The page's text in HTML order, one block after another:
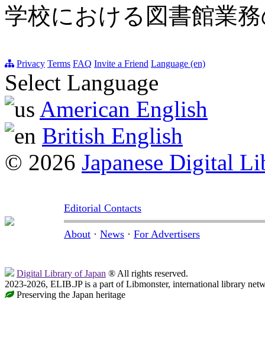
学校における図書館業
Privacy Terms FAQ Invite a Friend Language (en)
Select Language
American English
British English
© 2026 Japanese Digital
Editorial Contacts
About · News · For Advertisers
Digital Library of Japan ® All rights reserved.
2023-2026, ELIB.JP is a part of Libmonster, international library
Preserving the Japan heritage